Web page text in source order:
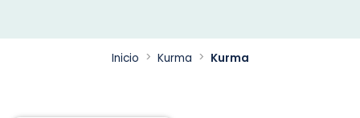
Inicio Kurma Kurma